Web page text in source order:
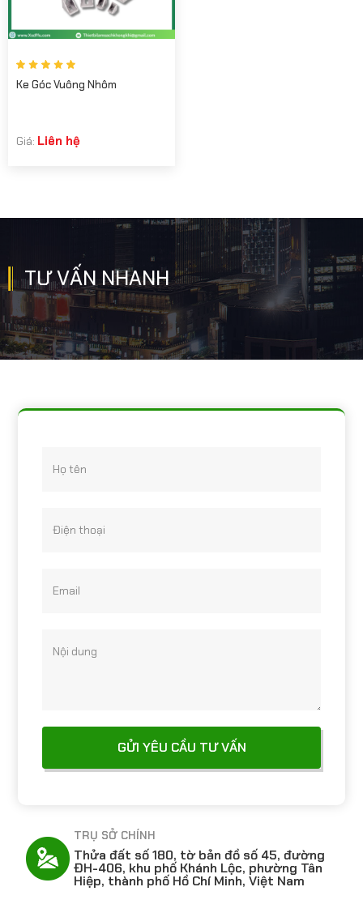
Ke Góc Vuông Nhôm
Giá: Liên hệ
TƯ VẤN NHANH
CHI NHÁNH 1
Thửa đất số 337, Tờ bản đồ số 33, Khu phố
Bình Khánh, Phường Tân Hiệp, TP Hồ Chí
Minh, Việt Nam
Họ tên
Điện thoại
Email
Nội dung